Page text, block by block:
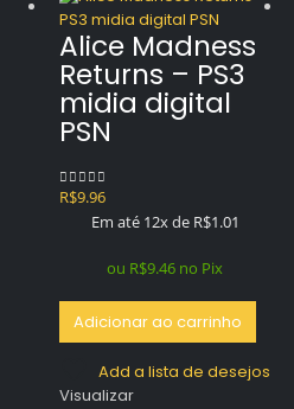
Alice Madness
Returns – PS3
midia digital
PSN
0out of 5
R$9.96
Em até 12x de R$1.01
ou R$9.46 no Pix
Adicionar ao carrinho
Add a lista de desejos
Visualizar